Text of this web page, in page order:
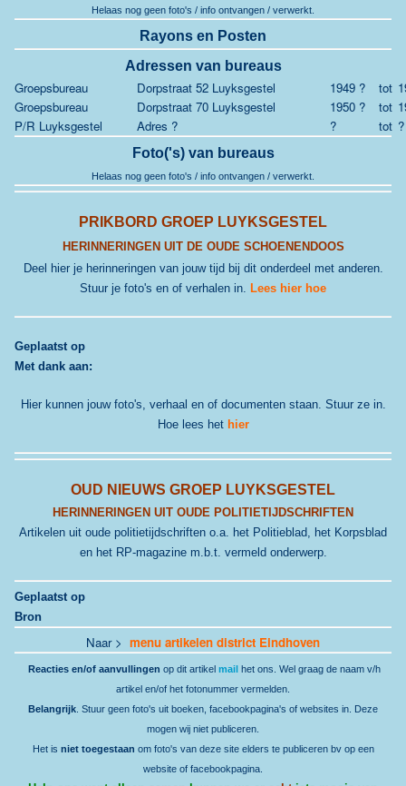
Helaas nog geen foto's / info ontvangen / verwerkt.
Rayons en Posten
Adressen van bureaus
Groepsbureau Dorpstraat 52 Luyksgestel 1949 ? tot
Groepsbureau
Dorpstraat 70 Luyksgestel 1950 ? tot
P/R Luyksgestel
Adres ? ? tot ?
Foto('s) van bureaus
Helaas nog geen foto's / info ontvangen / verwerkt.
PRIKBORD GROEP LUYKSGESTEL
HERINNERINGEN UIT DE OUDE SCHOENENDOOS
Deel hier je herinneringen van jouw tijd bij dit onderdeel met anderen.
Stuur je foto's en of verhalen in. Lees hier hoe
Geplaatst op
Met dank aan:
Hier kunnen jouw foto's, verhaal en of documenten staan. Stuur ze in.
Hoe lees het hier
OUD NIEUWS GROEP LUYKSGESTEL
HERINNERINGEN UIT OUDE POLITIETIJDSCHRIFTEN
Artikelen uit oude politietijdschriften o.a. het Politieblad, het Korpsblad
en het RP-magazine m.b.t. vermeld onderwerp.
Geplaatst op
Bron
Naar > menu artikelen district Eindhoven
Reacties en/of aanvullingen op dit artikel mail het ons. Wel graag de naam v/h
artikel en/of het fotonummer vermelden.
Belangrijk . Stuur geen foto's uit boeken, facebookpagina's of websites in. Deze
mogen wij niet publiceren.
Het is niet toegestaan om foto's van deze site elders te publiceren bv op een
website of facebookpagina.